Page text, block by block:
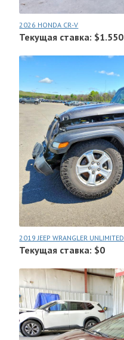
2026 HONDA CR-V
Текущая ставка: $1.550
2019 JEEP WRANGLER UNLIMITED
Текущая ставка: $0